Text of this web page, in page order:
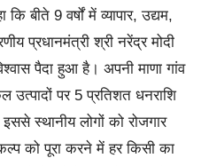
बीते 9 वर्षों में व्यापार, उद्यम,
प्रधानमंत्री श्री नरेंद्र मोदी
पैदा हुआ है। अपनी माणा गांव
उत्पादों पर 5 प्रतिशत धनराशि
स्थानीय लोगों को रोजगार
को पूरा करने में हर किसी का